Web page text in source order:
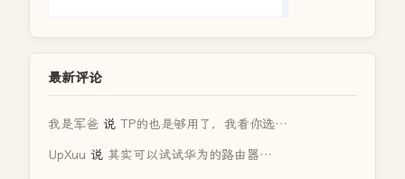
最新评论
我是军爸 说 TP的也是够用了，我看你选…
UpXuu 说 其实可以试试华为的路由器…